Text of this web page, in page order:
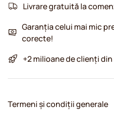
Livrare gratuită la
Garanția celui mai mic
corecte!
+2 milioane de clienți din
Termeni și condiții generale